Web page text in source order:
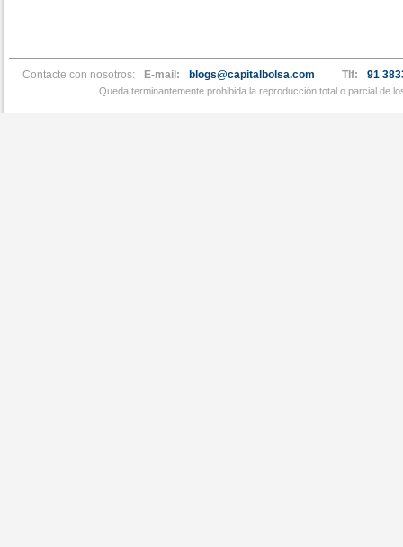
Contacte con nosotros: E-mail: blogs@capitalbolsa.com Tlf: 91
Queda terminantemente prohibida la reproducción total o parcial de